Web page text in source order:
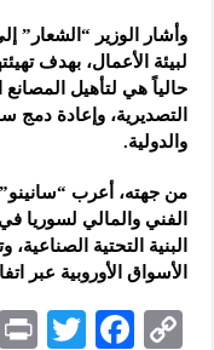
وأشار الوزير “الشعار”
لبيئة الأعمال، بهدف
حالياً هي لتأهيل المصانع
التصديرية، وإعادة دمج
والدولية.
من جهته، أعرب
الفني والمالي لسوريا
البنية التحتية
الأسواق الأوروبية عبر
C
F
T